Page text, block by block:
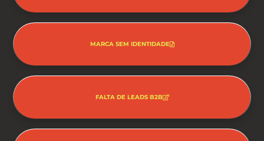
MARCA SEM IDENTIDADE
FALTA DE LEADS B2B